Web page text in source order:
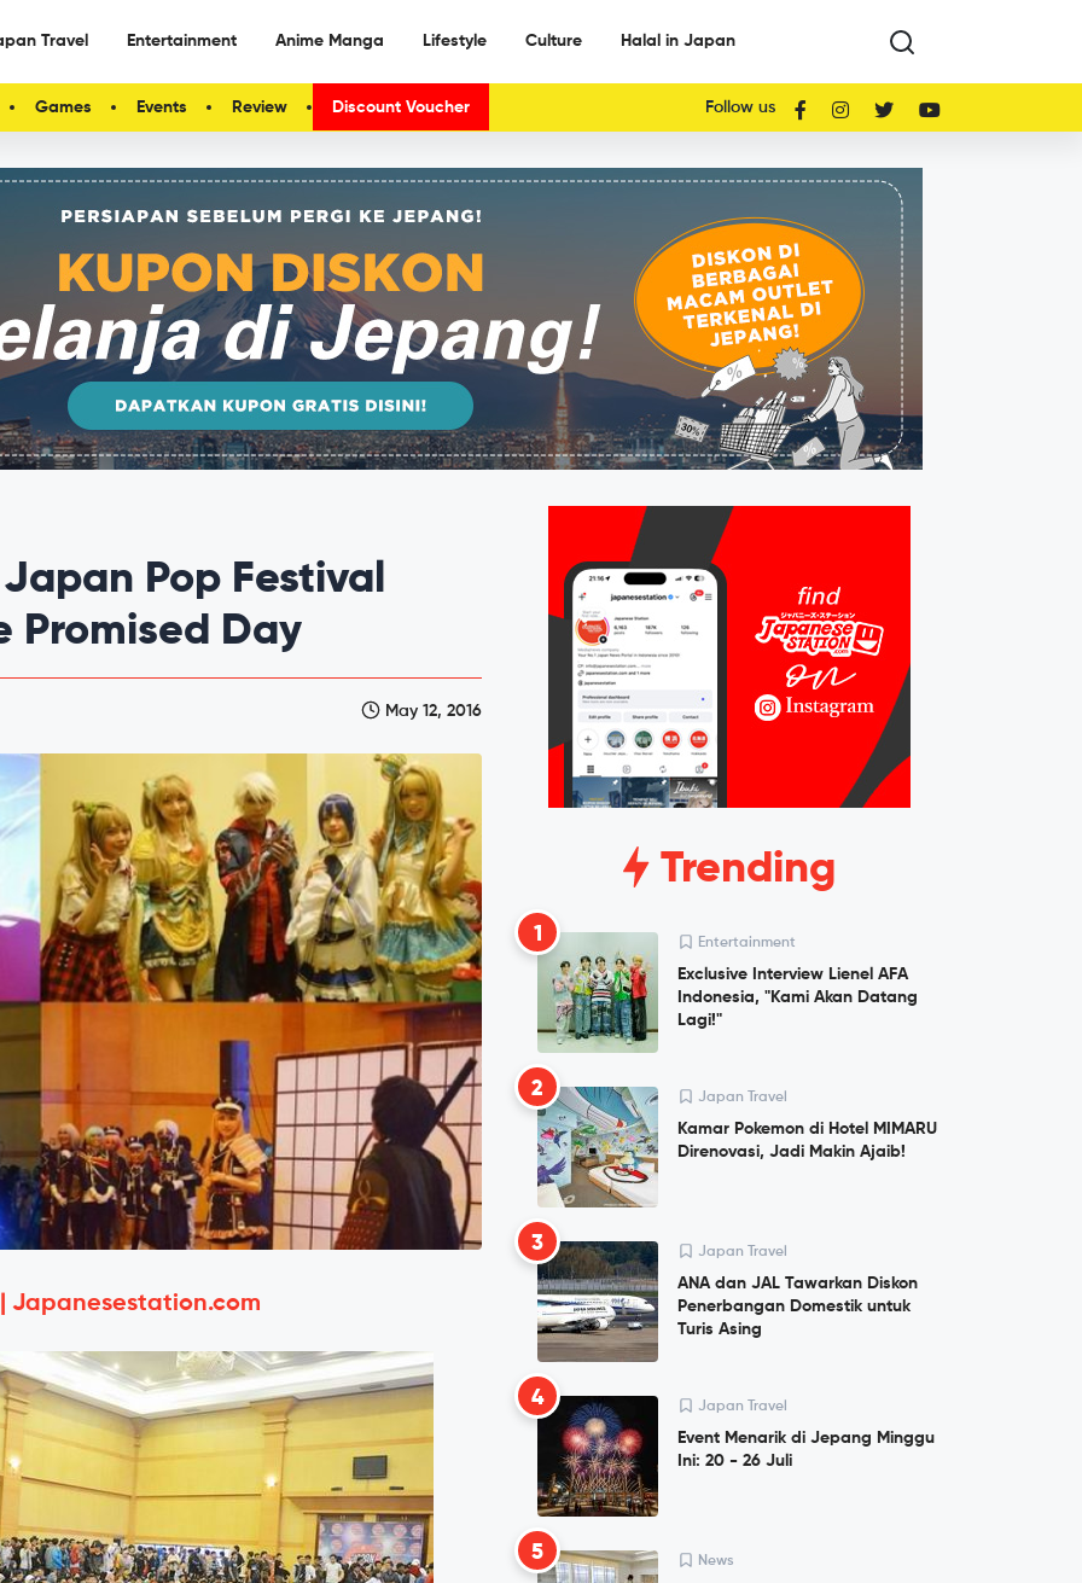
Travel Entertainment Anime Manga Lifestyle Culture Halal in Japan
Games Events Review Discount Voucher Follow us
Japan Pop Festival
Promised Day
May 12, 2016
Japanesestation.com
Trending
1 Entertainment
Exclusive Interview Lienel AFA
Indonesia, "Kami Akan Datang
Lagi!"
2 Japan Travel
Kamar Pokemon di Hotel MIMARU
Direnovasi, Jadi Makin Ajaib!
3 Japan Travel
ANA dan JAL Tawarkan Diskon
Penerbangan Domestik untuk
Turis Asing
4 Japan Travel
Event Menarik di Jepang Minggu
Ini: 20 - 26 Juli
5 News